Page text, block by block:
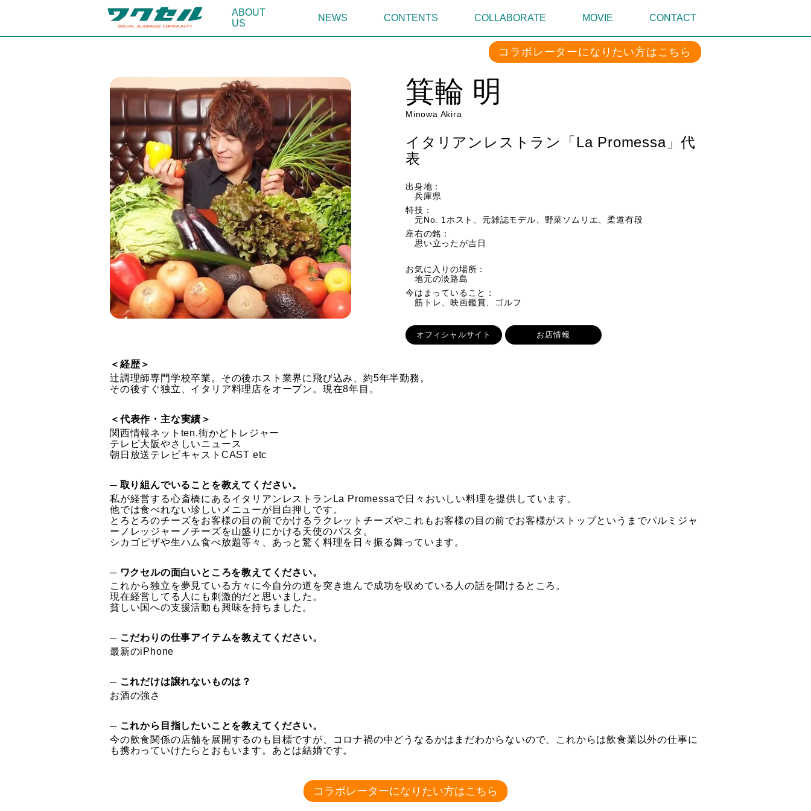
ABOUT
US
NEWS CONTENTS COLLABORATE MOVIE CONTACT
コラボレーターになりたい方はこちら
箕輪 明
Minowa Akira
イタリアンレストラン「La Promessa」代
表
出身地：
兵庫県
特技：
元No. 1ホスト、元雑誌モデル、野菜ソムリエ、柔道有段
座右の銘：
思い立ったが吉日
お気に入りの場所：
地元の淡路島
今はまっていること：
筋トレ、映画鑑賞、ゴルフ
オフィシャルサイト お店情報
＜経歴＞
辻調理師専門学校卒業。その後ホスト業界に飛び込み、約5年半勤務。
その後すぐ独立、イタリア料理店をオープン。現在8年目。
＜代表作・主な実績＞
関西情報ネットten.街かどトレジャー
テレビ大阪やさしいニュース
朝日放送テレビキャストCAST etc
─ 取り組んでいることを教えてください。
私が経営する心斎橋にあるイタリアンレストランLa Promessaで日々おいしい料理を提供しています。
他では食べれない珍しいメニューが目白押しです。
とろとろのチーズをお客様の目の前でかけるラクレットチーズやこれもお客様の目の前でお客様がストップというまでパルミジャ
ーノレッジャーノチーズを山盛りにかける天使のパスタ。
シカゴピザや生ハム食べ放題等々、あっと驚く料理を日々振る舞っています。
─ ワクセルの面白いところを教えてください。
​これから独立を夢見ている方々に今自分の道を突き進んで成功を収めている人の話を聞けるところ。
現在経営してる人にも刺激的だと思いました。
貧しい国への支援活動も興味を持ちました。
─ こだわりの仕事アイテムを教えてください。
最新のiPhone
─ これだけは譲れないものは？
お酒の強さ
─ これから目指したいことを教えてください。
今の飲食関係の店舗を展開するのも目標ですが、コロナ禍の中どうなるかはまだわからないので、これからは飲食業以外の仕事に
も携わっていけたらとおもいます。あとは結婚です。
コラボレーターになりたい方はこちら